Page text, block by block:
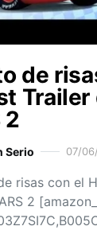
de
Trailer
2
Serio 07/
risas con el
2